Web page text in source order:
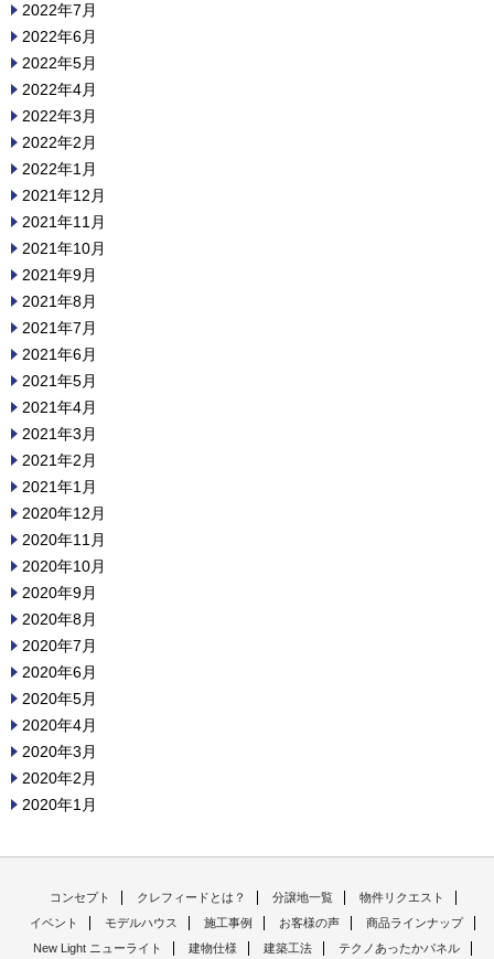
2022年7月
2022年6月
2022年5月
2022年4月
2022年3月
2022年2月
2022年1月
2021年12月
2021年11月
2021年10月
2021年9月
2021年8月
2021年7月
2021年6月
2021年5月
2021年4月
2021年3月
2021年2月
2021年1月
2020年12月
2020年11月
2020年10月
2020年9月
2020年8月
2020年7月
2020年6月
2020年5月
2020年4月
2020年3月
2020年2月
2020年1月
コンセプト クレフィードとは？ 分譲地一覧
物件リクエスト
イベント
モデルハウス 施工事例 お客様の声
商品ラインナップ
New Light ニューライト
建物仕様 建築工法 テクノあったかパネル